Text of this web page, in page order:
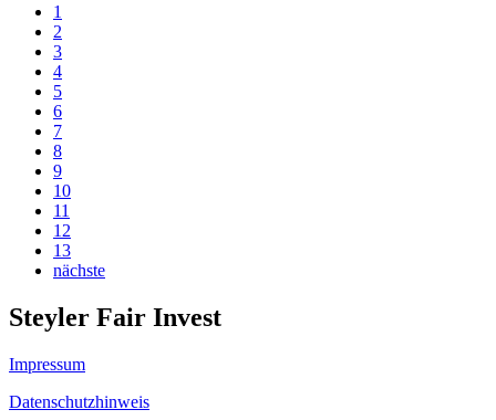
1
2
3
4
5
6
7
8
9
10
11
12
13
nächste
Steyler Fair Invest
Impressum
Datenschutzhinweis